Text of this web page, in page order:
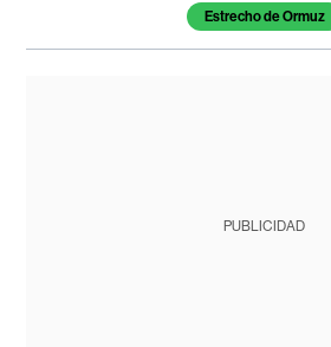
Estrecho de Ormuz
PUBLICIDAD